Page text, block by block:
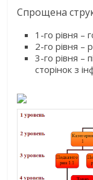
Спрощена
1-го рівня –
2-го рівня –
3-го рівня –
сторінок з